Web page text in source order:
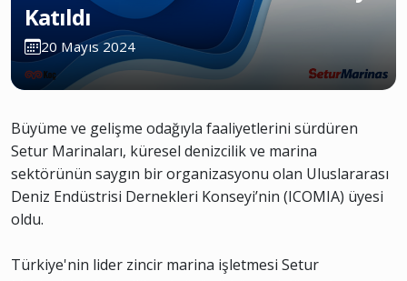
Katıldı
20 Mayıs 2024
Büyüme ve gelişme odağıyla faaliyetlerini sürdüren
Setur Marinaları, küresel denizcilik ve marina
sektörünün saygın bir organizasyonu olan Uluslararası
Deniz Endüstrisi Dernekleri Konseyi’nin (ICOMIA) üyesi
oldu.
Türkiye'nin lider zincir marina işletmesi Setur